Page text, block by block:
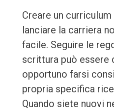
Creare un
lanciare la carriera
facile. Seguire le
scrittura può essere
opportuno farsi
propria specifica
Quando siete nuovi